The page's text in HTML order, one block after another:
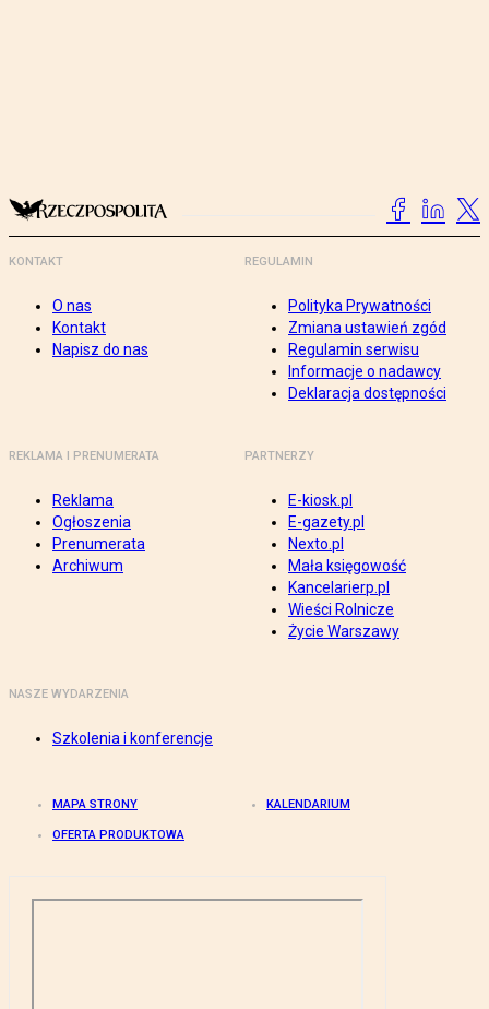
KONTAKT
O nas
Kontakt
Napisz do nas
REGULAMIN
Polityka Prywatności
Zmiana ustawień zgód
Regulamin serwisu
Informacje o nadawcy
Deklaracja dostępności
REKLAMA I PRENUMERATA
Reklama
Ogłoszenia
Prenumerata
Archiwum
PARTNERZY
E-kiosk.pl
E-gazety.pl
Nexto.pl
Mała księgowość
Kancelarierp.pl
Wieści Rolnicze
Życie Warszawy
NASZE WYDARZENIA
Szkolenia i konferencje
MAPA STRONY KALENDARIUM
OFERTA PRODUKTOWA